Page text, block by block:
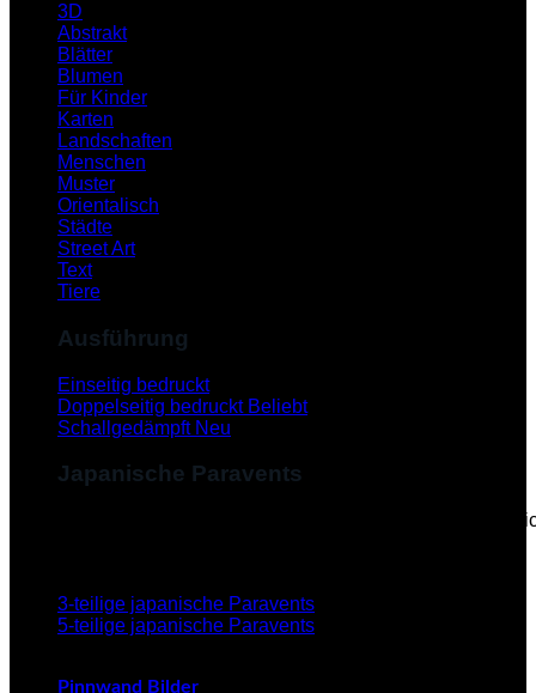
3D
Abstrakt
Blätter
Blumen
Für Kinder
Karten
Landschaften
Menschen
Muster
Orientalisch
Städte
Street Art
Text
Tiere
Ausführung
Einseitig bedruckt
Doppelseitig bedruckt
Schallgedämpft
Japanische Paravents
Diese Paravents, die im Japanischen als "Byobu"
3-teilige japanische Paravents
5-teilige japanische Paravents
Pinnwand Bilder